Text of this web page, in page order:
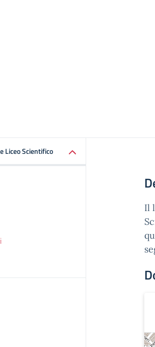
Liceo Scientifico
Il